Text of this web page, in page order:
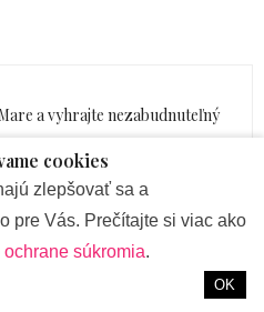
a vyhrajte nezabudnuteľný
NASLEDUJÚCI ČLÁNOK
prvú predajňu na Slovensku
cookies
zlepšovať sa a
pre Vás. Prečítajte si viac ako
ochrane súkromia.
OK